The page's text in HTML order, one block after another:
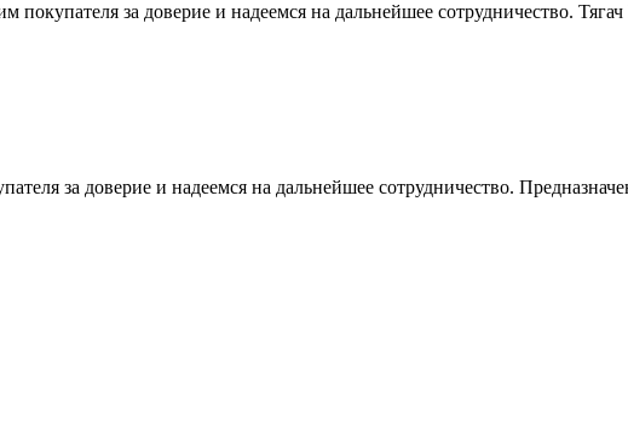
за доверие и надеемся на дальнейшее сотрудничество.
за доверие и надеемся на дальнейшее сотрудничество.